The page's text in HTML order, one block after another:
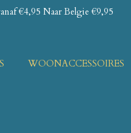
€4,95 Naar Belgie €9,95
WOONACCESSOIRES